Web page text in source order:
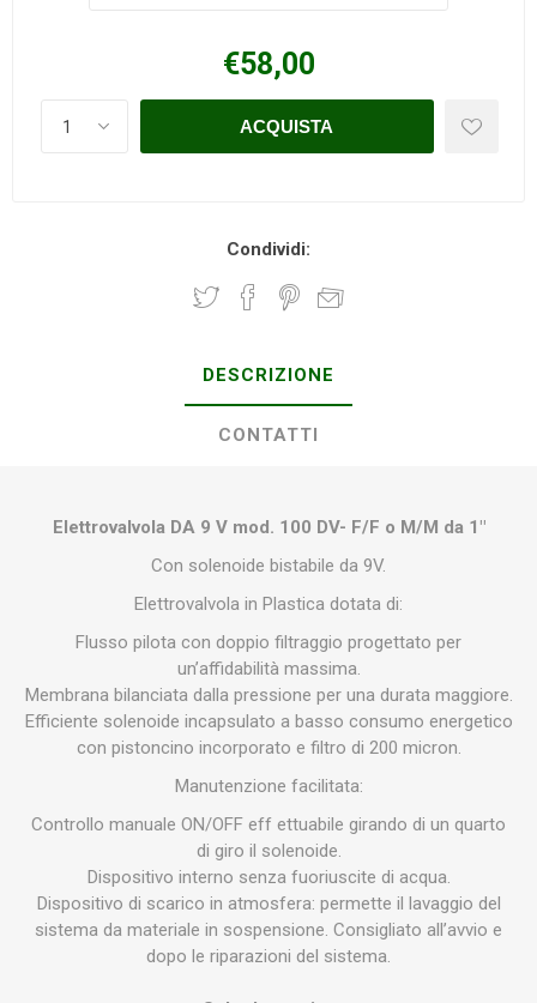
€58,00
Condividi:
DESCRIZIONE
CONTATTI
Elettrovalvola DA 9 V mod. 100 DV- F/F o M/M da 1"
Con solenoide bistabile da 9V.
Elettrovalvola in Plastica dotata di:
Flusso pilota con doppio filtraggio progettato per
un’affidabilità massima.
Membrana bilanciata dalla pressione per una durata maggiore.
Efficiente solenoide incapsulato a basso consumo energetico
con pistoncino incorporato e filtro di 200 micron.
Manutenzione facilitata:
Controllo manuale ON/OFF eff ettuabile girando di un quarto
di giro il solenoide.
Dispositivo interno senza fuoriuscite di acqua.
Dispositivo di scarico in atmosfera: permette il lavaggio del
sistema da materiale in sospensione. Consigliato all’avvio e
dopo le riparazioni del sistema.